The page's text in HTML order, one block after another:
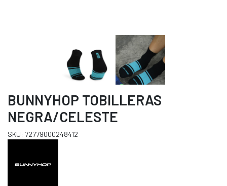
BUNNYHOP TOBILLERAS
NEGRA/CELESTE
SKU: 72779000248412